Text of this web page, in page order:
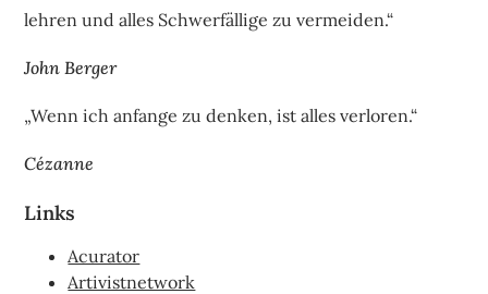
lehren und alles Schwerfällige zu vermeiden.“
John Berger
„Wenn ich anfange zu denken, ist alles verloren.“
Cézanne
Links
Acurator
Artivistnetwork